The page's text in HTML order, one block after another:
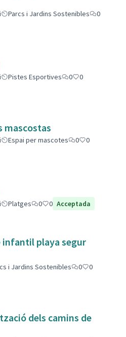
Parcs i Jardins Sostenibles
0
Pistes Esportives 0
0
mascostas
Espai per mascotes 0
0
Platges 0 0 Acceptada
infantil playa segur
i Jardins Sostenibles 0
0
dels camins de